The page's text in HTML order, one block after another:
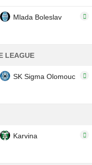
Mlada Boleslav
LEAGUE
SK Sigma Olomouc
Karvina